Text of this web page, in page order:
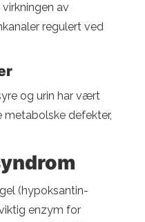
av
regulert ved
og urin har vært
metabolske defekter,
(hypoksantin-
enzym for